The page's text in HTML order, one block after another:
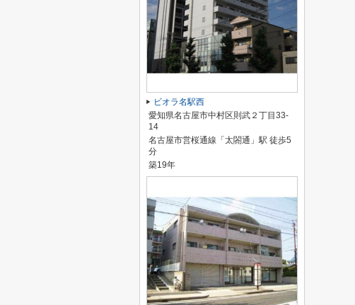
ビオラ名駅西
愛知県名古屋市中村区則武２丁目33-
14
名古屋市営桜通線「太閤通」駅 徒歩5
分
築19年